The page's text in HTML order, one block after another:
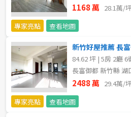
屋齡
不拘
5-10 年
20-30 年
1168 萬 28.1萬/
專家亮點
查看地圖
84.62 坪 | 5房 2廳 6
長富御都 新竹縣 湖
2488 萬 29.4萬/
專家亮點
查看地圖